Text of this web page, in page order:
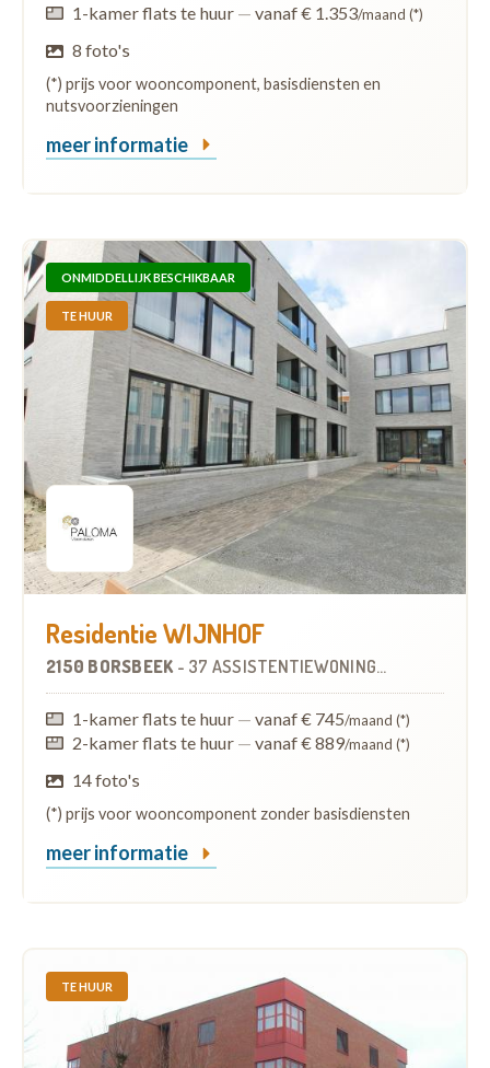
1-kamer flats te huur — vanaf € 1.353/maand (*)
8 foto's
(*) prijs voor wooncomponent, basisdiensten en
nutsvoorzieningen
meer informatie
ONMIDDELLIJK BESCHIKBAAR
TE HUUR
Residentie WIJNHOF
2150 BORSBEEK - 37 ASSISTENTIEWONINGEN
1-kamer flats te huur — vanaf € 745/maand (*)
2-kamer flats te huur — vanaf € 889/maand (*)
14 foto's
(*) prijs voor wooncomponent zonder basisdiensten
meer informatie
TE HUUR